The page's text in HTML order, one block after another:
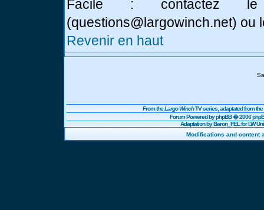
Facile : contactez
(questions@largowinch.net) ou
Revenir en haut
From theLargo WinchTV series, adaptated from
Forum Powered byphpBB� 2006
Adaptation by Baron_FEL for LW
Modifications and content